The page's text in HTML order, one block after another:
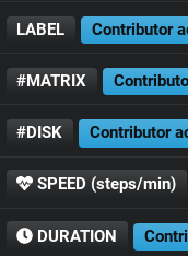
LABEL Contributor
#MATRIX
#DISK Contributor
SPEED (steps/min)
DURATION